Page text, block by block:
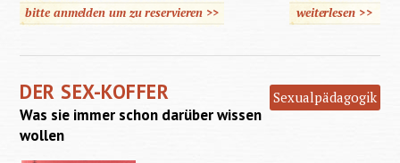
bitte anmelden um zu reservieren >> weiterlesen>>
DER SEX-KOFFER Sexualpädagogik
Was sie immer schon darüber wissen
wollen